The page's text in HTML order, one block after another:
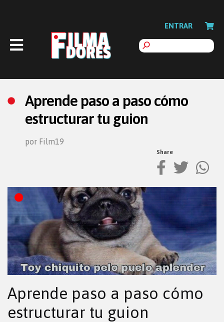
ENTRAR
Aprende paso a paso cómo
estructurar tu guion
por Film19
Share
Aprende paso a paso cómo
estructurar tu guion